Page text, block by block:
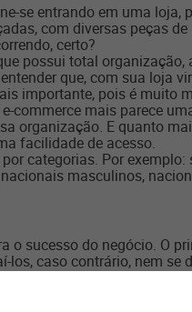
se entrando em uma
com diversas peças
certo?
possui total
que, com sua loja
importante, pois é muito
commerce mais parece
organização. E quanto
facilidade de acesso.
categorias. Por
masculinos,
o sucesso do negócio. O
los, caso contrário, nem
de cores, os vídeos e
relacionada ao perfil